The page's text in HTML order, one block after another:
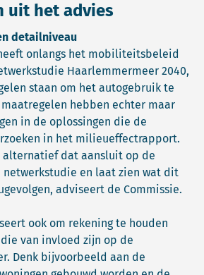
uit het advies
detailniveau
onlangs het mobiliteitsbeleid
Haarlemmermeer 2040,
staan om het autogebruik te
hebben echter maar
in de oplossingen die de
in het milieueffectrapport.
alternatief dat aansluit op de
en laat zien wat dit
adviseert de Commissie.
ook om rekening te houden
van invloed zijn op de
Denk bijvoorbeeld aan de